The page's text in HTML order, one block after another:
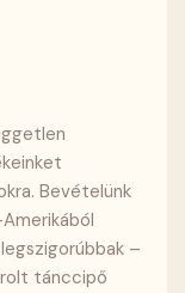
Bevételünk
–
tánccipő